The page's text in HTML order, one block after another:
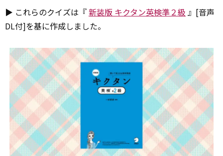
▶ これらのクイズは『新装版 キクタン英検準２級 』[音声
DL付]を基に作成しました。